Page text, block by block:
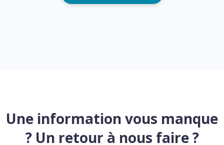
Une information vous manque
? Un retour à nous faire ?